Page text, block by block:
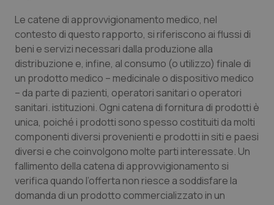
Lombardia
Marche
Molise
Piemonte
Provincia Autonoma di Bolzano
Provincia Autonoma di Trento
Dolore
Donna & Salute
Epatiti
HIV
Infezioni & Febbre
Ipertensione & Scompenso
Le catene di approvvigionamento medico, nel
contesto di questo rapporto, si riferiscono ai flussi di
beni e servizi necessari dalla produzione alla
distribuzione e, infine, al consumo (o utilizzo) finale di
un prodotto medico – medicinale o dispositivo medico
– da parte di pazienti, operatori sanitari o operatori
sanitari. istituzioni. Ogni catena di fornitura di prodotti è
unica, poiché i prodotti sono spesso costituiti da molti
componenti diversi provenienti e prodotti in siti e paesi
diversi e che coinvolgono molte parti interessate. Un
fallimento della catena di approvvigionamento si
verifica quando l’offerta non riesce a soddisfare la
domanda di un prodotto commercializzato in un